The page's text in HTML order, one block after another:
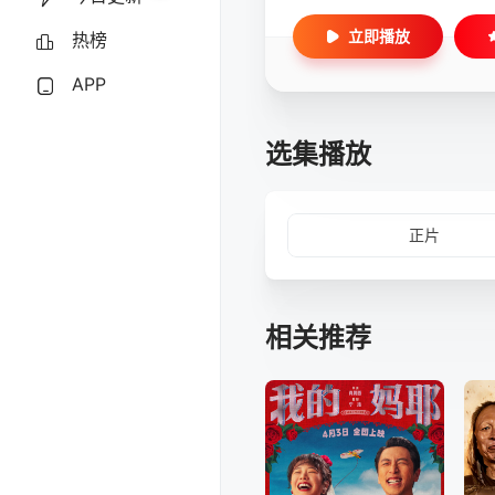
热榜
APP
立即播放
选集播放
正片
相关推荐